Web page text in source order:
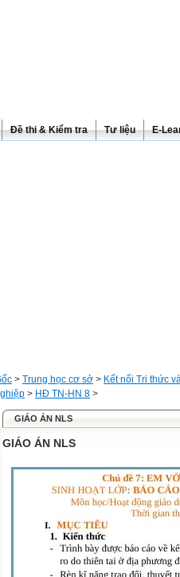
Đề thi & Kiểm tra Tư liệu E-
> Trung học cơ sở > Kết nối Tri thức
> HĐ TN-HN 8 >
GIÁO ÁN NLS
GIÁO ÁN NLS